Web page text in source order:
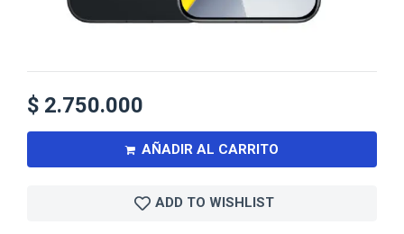
$ 2.750.000
AÑADIR AL CARRITO
ADD TO WISHLIST